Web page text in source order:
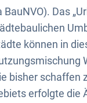
BauNVO). Das
können in
bisher schaffen
erfolgte die